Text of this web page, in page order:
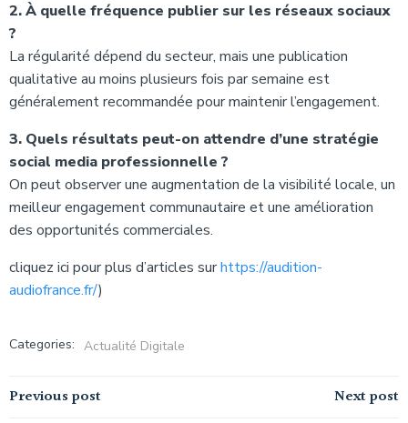
2. À quelle fréquence publier sur les réseaux sociaux
?
La régularité dépend du secteur, mais une publication
qualitative au moins plusieurs fois par semaine est
généralement recommandée pour maintenir l’engagement.
3. Quels résultats peut-on attendre d’une stratégie
social media professionnelle ?
On peut observer une augmentation de la visibilité locale, un
meilleur engagement communautaire et une amélioration
des opportunités commerciales.
cliquez ici pour plus d’articles surhttps://audition-
audiofrance.fr/)
Categories: Actualité Digitale
Navigation
Previous post Navigation
Next post